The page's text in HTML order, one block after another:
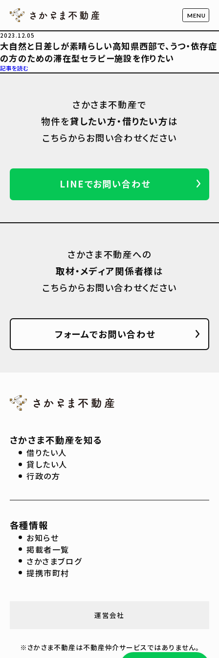
2023.12.05
大自然と日差しが素晴らしい高知県西部で、うつ・依存症
の方のための滞在型セラピー施設を作りたい
記事を読む
さかさま不動産で
物件を貸したい方・借りたい方は
こちらからお問い合わせください
LINEでお問い合わせ
さかさま不動産への
取材・メディア関係者様は
こちらからお問い合わせください
フォームでお問い合わせ
さかさま不動産を知る
借りたい人
貸したい人
行政の方
各種情報
お知らせ
掲載者一覧
さかさまブログ
提携市町村
運営会社
※さかさま不動産は不動産仲介サービスではありません。